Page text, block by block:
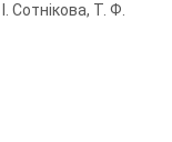
Сотнікова, Т. Ф.